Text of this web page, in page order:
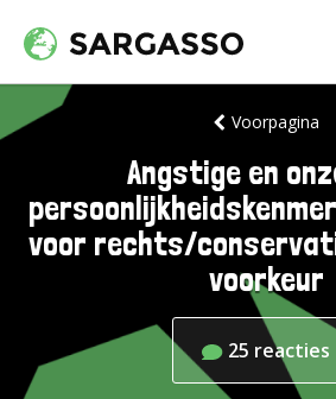
Voorpagina
Angstige en
voor rechts/
voorkeur
25 reacties